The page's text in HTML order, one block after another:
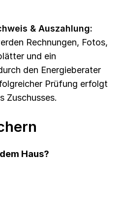
& Auszahlung:
Rechnungen, Fotos,
und ein
den Energieberater
Prüfung erfolgt
Zuschusses.
Haus?